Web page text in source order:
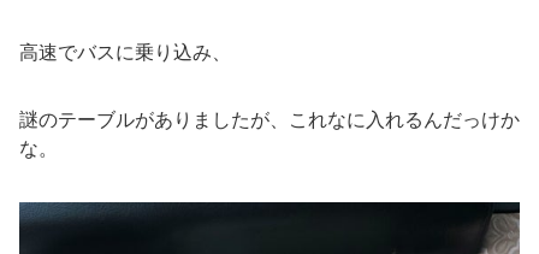
高速でバスに乗り込み、
謎のテーブルがありましたが、これなに入れるんだっけか
な。